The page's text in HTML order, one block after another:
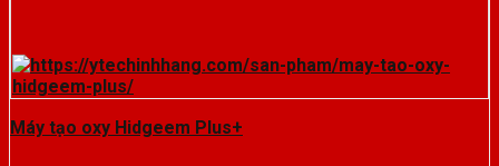
Máy tạo oxy Hidgeem Plus+